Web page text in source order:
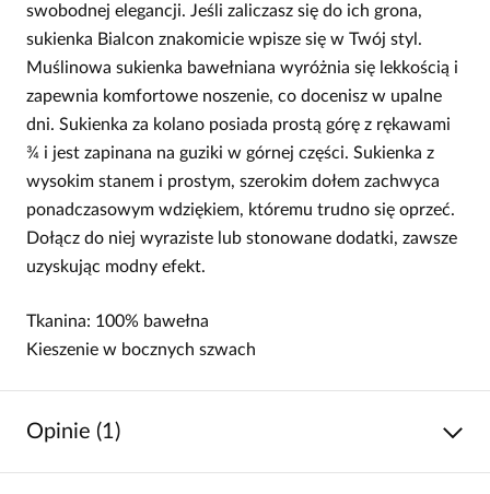
swobodnej elegancji. Jeśli zaliczasz się do ich grona,
sukienka Bialcon znakomicie wpisze się w Twój styl.
Muślinowa sukienka bawełniana wyróżnia się lekkością i
zapewnia komfortowe noszenie, co docenisz w upalne
dni. Sukienka za kolano posiada prostą górę z rękawami
¾ i jest zapinana na guziki w górnej części. Sukienka z
wysokim stanem i prostym, szerokim dołem zachwyca
ponadczasowym wdziękiem, któremu trudno się oprzeć.
Dołącz do niej wyraziste lub stonowane dodatki, zawsze
uzyskując modny efekt.
Tkanina: 100% bawełna
Kieszenie w bocznych szwach
Opinie (1)